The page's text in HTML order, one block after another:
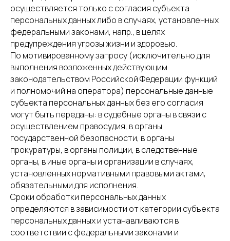
осуществляется только с согласия субъекта
персональных данных либо в случаях, установленных
федеральными законами, напр., в целях
предупреждения угрозы жизни и здоровью.
По мотивированному запросу (исключительно для
выполнения возложенных действующим
законодательством Российской Федерации функций
и полномочий на оператора) персональные данные
субъекта персональных данных без его согласия
могут быть переданы: в судебные органы в связи с
осуществлением правосудия, в органы
государственной безопасности, в органы
прокуратуры, в органы полиции, в следственные
органы, в иные органы и организации в случаях,
установленных нормативными правовыми актами,
обязательными для исполнения.
Сроки обработки персональных данных
определяются в зависимости от категории субъекта
персональных данных и устанавливаются в
соответствии с федеральными законами и